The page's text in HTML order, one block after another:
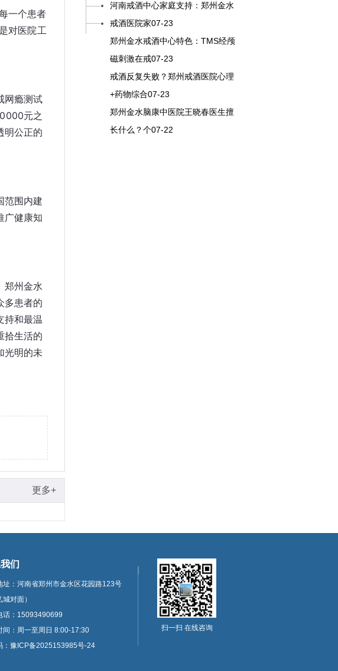
一个患者
对医院工
网瘾测试
元之
明公正的
范围内建
广健康知
郑州金水
多患者的
持和最温
拾生活的
光明的未
更多+
河南戒酒中心家庭支持：郑州金水
戒酒医院家07-23
郑州金水戒酒中心特色：TMS经颅
磁刺激在戒07-23
戒酒反复失败？郑州戒酒医院心理
+药物综合07-23
郑州金水脑康中医院王晓春医生擅
长什么？个07-22
们
址：河南省郑州市金水区花园路123号
城对面）
话：15093490699
间：周一至周日 8:00-17:30
：豫ICP备2025153985号-24
扫一扫 在线咨询